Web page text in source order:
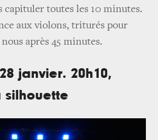
capituler toutes les 10 minutes.
aux violons, triturés pour
après 45 minutes.
janvier. 20h10,
silhouette